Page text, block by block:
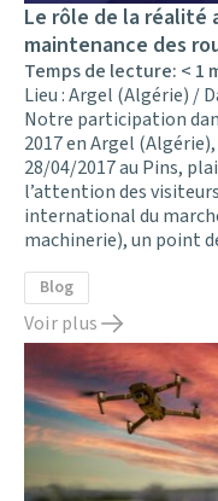
Le rôle de la réalité
maintenance des
Temps de lecture: < 1
Lieu : Argel (Algérie) /
Notre participation
2017 en Argel
28/04/2017 au Pins,
l’attention des
international du
machinerie), un point
Blog
Voir plus